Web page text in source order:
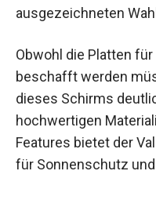
ausgezeichneten
Obwohl die Platten
beschafft werden
dieses Schirms
hochwertigen
Features bietet der
für Sonnenschutz